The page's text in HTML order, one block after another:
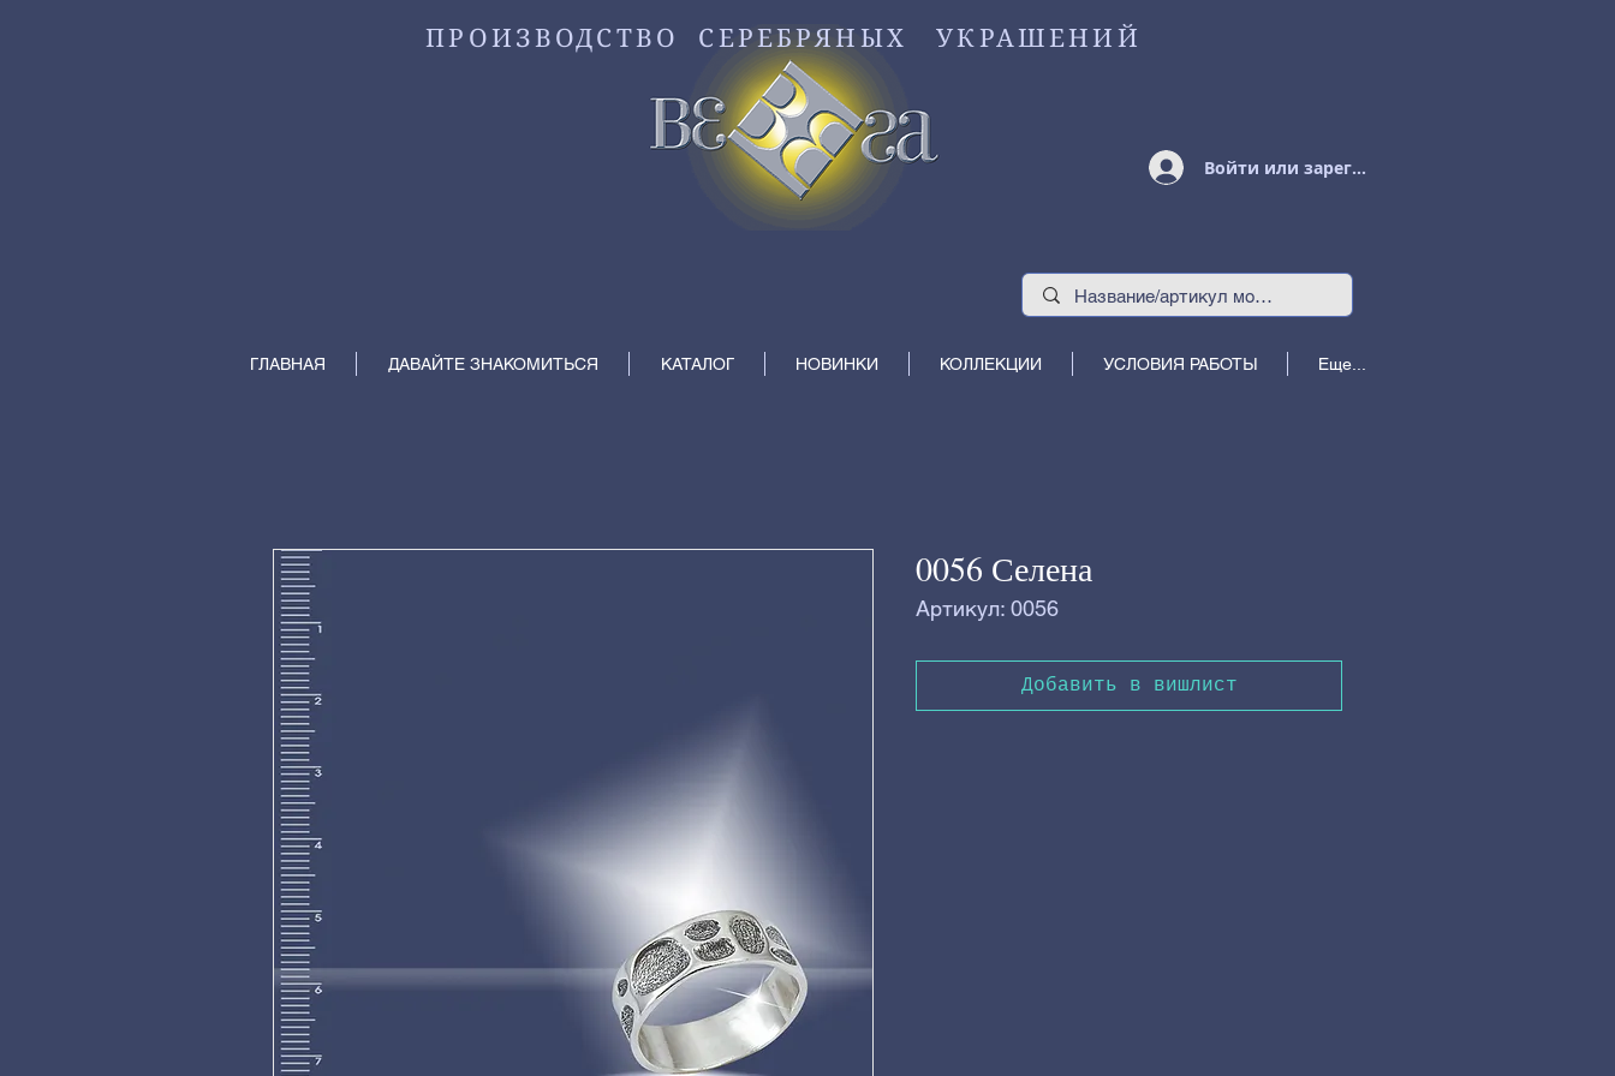
Войти или зарегистрироваться
ПРОИЗВОДСТВО СЕРЕБРЯНЫХ УКРАШЕНИЙ
ГЛАВНАЯ ДАВАЙТЕ ЗНАКОМИТЬСЯ КАТАЛОГ НОВИНКИ КОЛЛЕКЦИИ УСЛОВИЯ РАБОТЫ Еще...
0056 Селена
Артикул: 0056
Добавить в вишлист